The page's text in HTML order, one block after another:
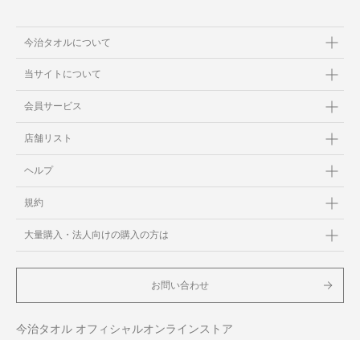
今治タオルについて
当サイトについて
会員サービス
店舗リスト
ヘルプ
規約
大量購入・法人向けの購入の方は
お問い合わせ
今治タオル オフィシャルオンラインストア